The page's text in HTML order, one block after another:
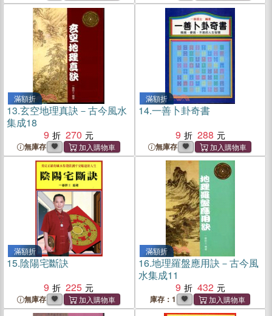
滿額折
13.玄空地理真訣－古今風水
集成18
9
270
無庫存
滿額折
14.一善卜卦奇書
9
288
無庫存
滿額折
15.陰陽宅斷訣
9
225
無庫存
滿額折
16.地理羅盤應用訣－古今風
水集成11
9
432
庫存：1